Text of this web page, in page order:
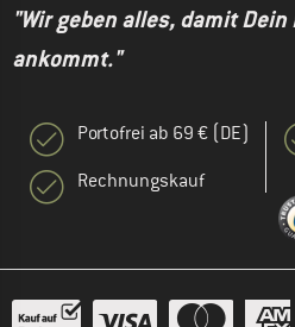
"Wir geben alles, damit
ankommt."
Portofrei ab 69 € (DE)
Rechnungskauf